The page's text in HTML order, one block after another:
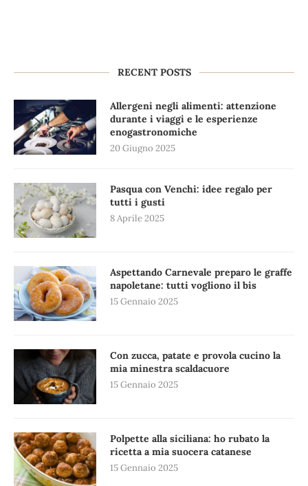
RECENT POSTS
Allergeni negli alimenti: attenzione
durante i viaggi e le esperienze
enogastronomiche
20 Giugno 2025
Pasqua con Venchi: idee regalo per
tutti i gusti
8 Aprile 2025
Aspettando Carnevale preparo le graffe
napoletane: tutti vogliono il bis
15 Gennaio 2025
Con zucca, patate e provola cucino la
mia minestra scaldacuore
15 Gennaio 2025
Polpette alla siciliana: ho rubato la
ricetta a mia suocera catanese
15 Gennaio 2025